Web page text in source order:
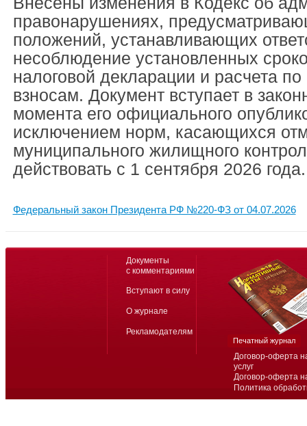
правонарушениях,
положений, устанавливающих
несоблюдение установленных
налоговой декларации и расчета
взносам. Документ вступает в
момента его официального
исключением норм, касающихся
муниципального жилищного
действовать с 1 сентября 2026 года.
Федеральный закон Президента РФ №220-ФЗ от 04.07.2026
Договор-оферта
услуг
Договор-оферта
Политика
Документы
с комментариями
Вступают в силу
О журнале
Рекламодателям
Печатный журнал